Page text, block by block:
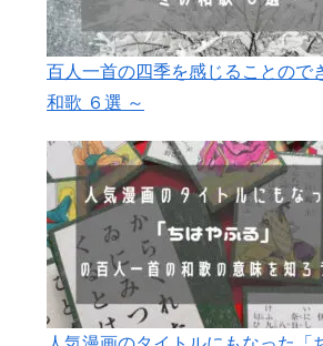
百人一首の四季を感じることので
和歌 ６選 ～